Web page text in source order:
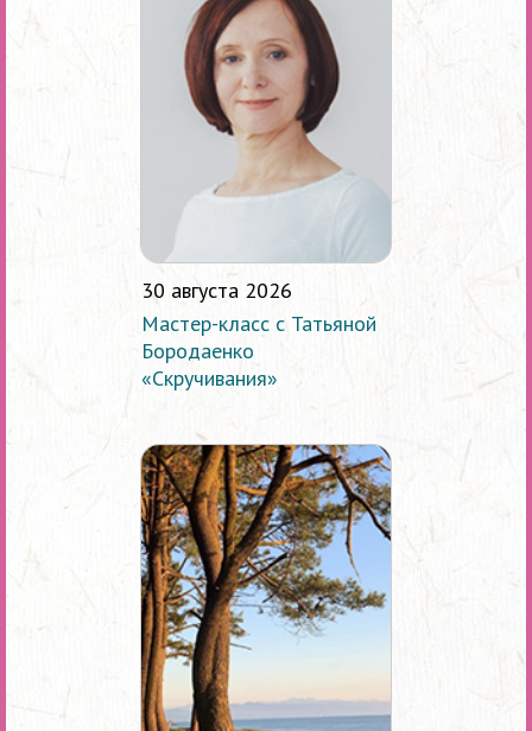
30 августа 2026
Мастер-класс с Татьяной
Бородаенко
«Скручивания»